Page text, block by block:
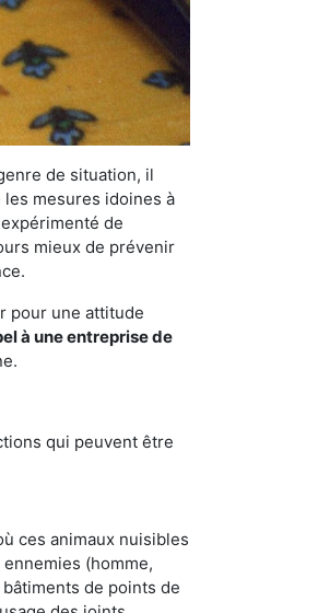
de situation, il
mesures idoines à
de
mieux de prévenir
pour une attitude
à une entreprise de
qui peuvent être
ces animaux nuisibles
(homme,
de points de